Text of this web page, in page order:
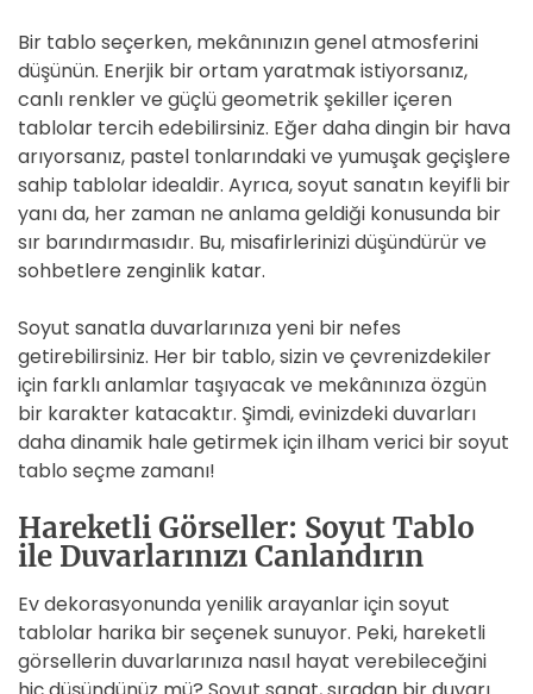
Bir tablo seçerken, mekânınızın genel atmosferini
düşünün. Enerjik bir ortam yaratmak istiyorsanız,
canlı renkler ve güçlü geometrik şekiller içeren
tablolar tercih edebilirsiniz. Eğer daha dingin bir hava
arıyorsanız, pastel tonlarındaki ve yumuşak geçişlere
sahip tablolar idealdir. Ayrıca, soyut sanatın keyifli bir
yanı da, her zaman ne anlama geldiği konusunda bir
sır barındırmasıdır. Bu, misafirlerinizi düşündürür ve
sohbetlere zenginlik katar.
Soyut sanatla duvarlarınıza yeni bir nefes
getirebilirsiniz. Her bir tablo, sizin ve çevrenizdekiler
için farklı anlamlar taşıyacak ve mekânınıza özgün
bir karakter katacaktır. Şimdi, evinizdeki duvarları
daha dinamik hale getirmek için ilham verici bir soyut
tablo seçme zamanı!
Hareketli Görseller: Soyut Tablo
ile Duvarlarınızı Canlandırın
Ev dekorasyonunda yenilik arayanlar için soyut
tablolar harika bir seçenek sunuyor. Peki, hareketli
görsellerin duvarlarınıza nasıl hayat verebileceğini